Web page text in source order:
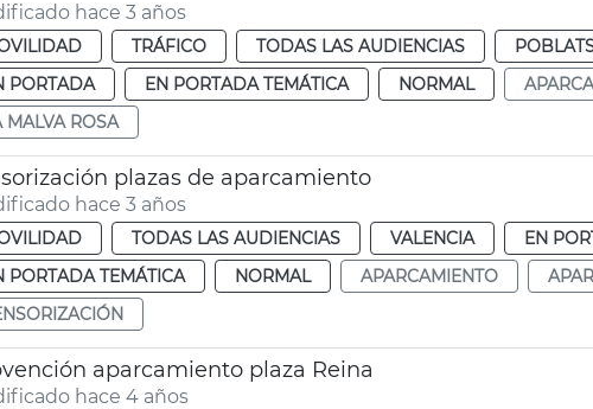
hace 3 años
TRÁFICO TODAS LAS AUDIENCIAS
PORTADA
EN PORTADA TEMÁTICA NORMAL
MALVA ROSA
plazas de aparcamiento
hace 3 años
TODAS LAS AUDIENCIAS VALENCIA
EN
PORTADA TEMÁTICA
NORMAL APARCAMIENTO
aparcamiento plaza Reina
hace 4 años